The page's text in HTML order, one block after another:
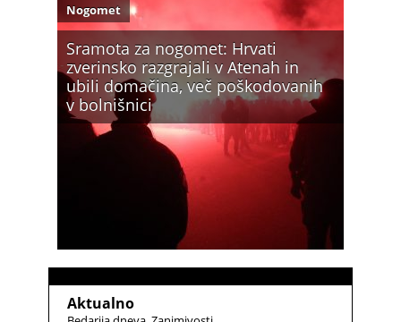
Sramota za nogomet: Hrvati
zverinsko razgrajali v Atenah in
ubili domačina, več poškodovanih
v bolnišnici
Nogomet
Aktualno